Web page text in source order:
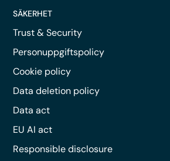
SÄKERHET
Trust & Security
Personuppgiftspolicy
Cookie policy
Data deletion policy
Data act
EU AI act
Responsible disclosure